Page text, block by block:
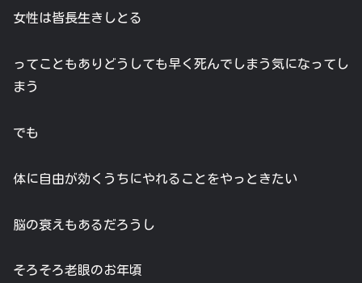
女性は皆長生きしとる
ってこともありどうしても早く死んでしまう気になってし
まう
でも
体に自由が効くうちにやれることをやっときたい
脳の衰えもあるだろうし
そろそろ老眼のお年頃